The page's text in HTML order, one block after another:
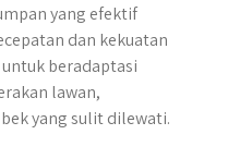
yang efektif
dan kekuatan
beradaptasi
lawan,
yang sulit dilewati.